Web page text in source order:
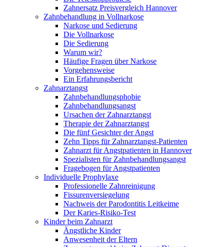
Zahnersatz Preisvergleich Hannover
Zahnbehandlung in Vollnarkose
Narkose und Sedierung
Die Vollnarkose
Die Sedierung
Warum wir?
Häufige Fragen über Narkose
Vorgehensweise
Ein Erfahrungsbericht
Zahnarztangst
Zahnbehandlungsphobie
Zahnbehandlungsangst
Ursachen der Zahnarztangst
Therapie der Zahnarztangst
Die fünf Gesichter der Angst
Zehn Tipps für Zahnarztangst-Patienten
Zahnarzt für Angstpatienten in Hannover
Spezialisten für Zahnbehandlungsangst
Fragebogen für Angstpatienten
Individuelle Prophylaxe
Professionelle Zahnreinigung
Fissurenversiegelung
Nachweis der Parodontitis Leitkeime
Der Karies-Risiko-Test
Kinder beim Zahnarzt
Ängstliche Kinder
Anwesenheit der Eltern